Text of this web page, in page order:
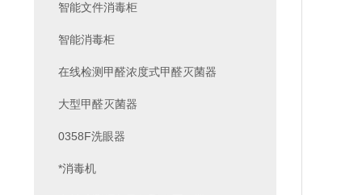
智能文件消毒柜
智能消毒柜
在线检测甲醛浓度式甲醛灭菌器
大型甲醛灭菌器
0358F洗眼器
*消毒机